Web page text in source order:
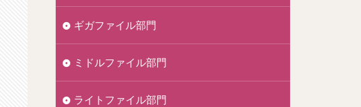
ギガファイル部門
ミドルファイル部門
ライトファイル部門